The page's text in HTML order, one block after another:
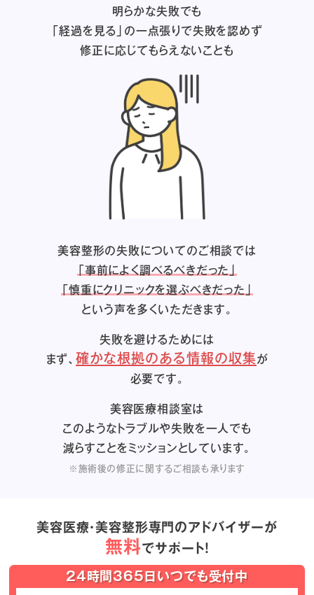
明らかな失敗でも
「経過を見る」の一点張りで失敗を認めず
修正に応じてもらえないことも
美容整形の失敗についてのご相談では
「事前によく調べるべきだった」
「慎重にクリニックを選ぶべきだった」
という声を多くいただきます。
失敗を避けるためには
まず、確かな根拠のある情報の収集が
必要です。
美容医療相談室は
このようなトラブルや失敗を一人でも
減らすことをミッションとしています。
※施術後の修正に関するご相談も承ります
美容医療・美容整形専門のアドバイザーが
無料でサポート！
24時間365日いつでも受付中